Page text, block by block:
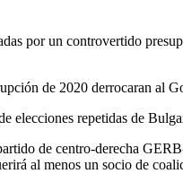
por un controvertido
de 2020 derrocaran
elecciones repetidas de
de centro-derecha
al menos un socio de